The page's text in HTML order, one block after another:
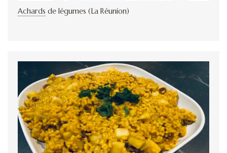
Achards de légumes (La Réunion)